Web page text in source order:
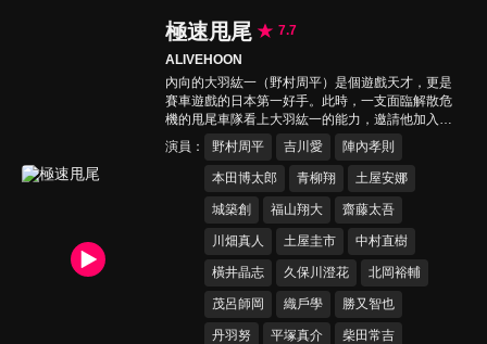
極速甩尾
7.7
ALIVEHOON
內向的大羽紘一（野村周平）是個遊戲天才，更是
賽車遊戲的日本第一好手。此時，一支面臨解散危
機的甩尾車隊看上大羽紘一的能力，邀請他加入車
隊。然而，從虛擬轉移到真實的他，要面對的是失
敗就會喪命無法重來的後果，以及為此賭上性命的
其他車手。憑著熱情與勇氣，大羽紘一能否跨越一
演員 野村周平 吉川愛 陣內孝則
本田博太郎 青柳翔 土屋安娜
城築創 福山翔大 齋藤太吾
川畑真人 土屋圭市 中村直樹
橫井晶志 久保川澄花 北岡裕輔
茂呂師岡 織戶學 勝又智也
丹羽努 平塚真介 柴田常吉